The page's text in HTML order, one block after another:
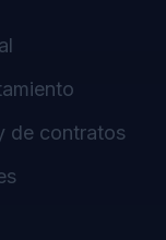
de contratos